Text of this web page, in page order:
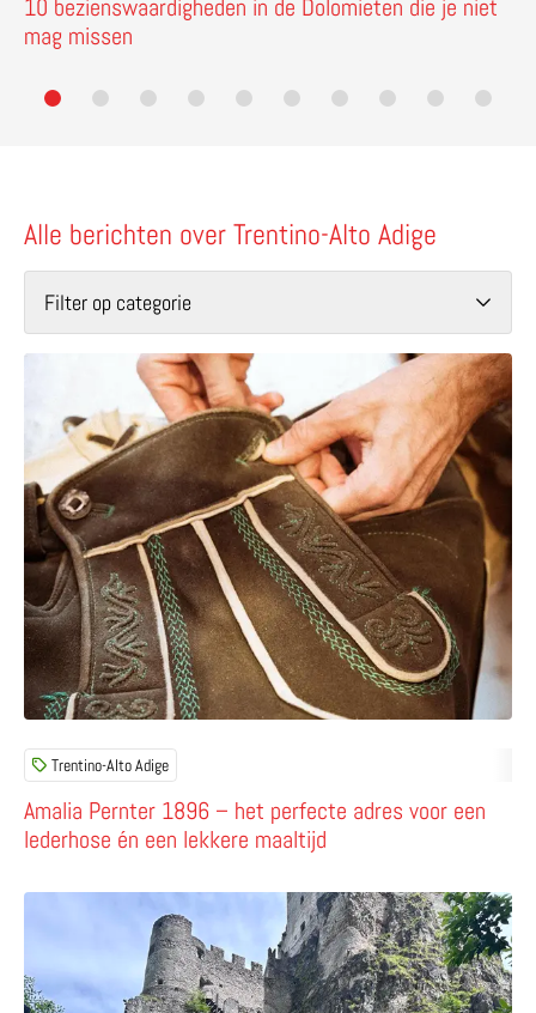
10 bezienswaardigheden in de Dolomieten die je niet
mag missen
Alle berichten over Trentino-Alto Adige
Filter op categorie
Amalia Pernter 1896 – het perfecte adres voor een
lederhose én een lekkere maaltijd
Trentino-Alto Adige
Lees meer over Amalia Pernter 1896 – het perfecte
Lees meer over Salorno sulla Strada del Vino – van